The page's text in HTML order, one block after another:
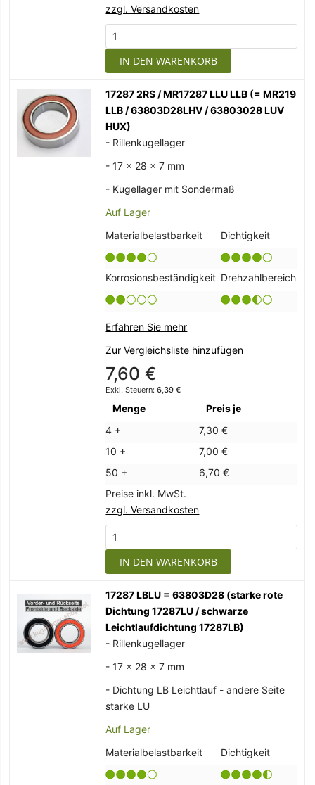
zzgl. Versandkosten
IN DEN WARENKORB
17287 2RS / MR17287 LLU LLB (= MR219
LLB / 63803D28LHV / 63803028 LUV
HUX)
- Rillenkugellager
- 17 x 28 x 7 mm
- Kugellager mit Sondermaß
Auf Lager
Materialbelastbarkeit
Dichtigkeit
Korrosionsbeständigkeit Drehzahlbereich
Erfahren Sie mehr
Zur Vergleichsliste hinzufügen
7,60 €
6,39 €
Menge
Preis je
4 +
7,30 €
10 +
7,00 €
50 +
6,70 €
Preise inkl. MwSt.
zzgl. Versandkosten
IN DEN WARENKORB
17287 LBLU = 63803D28 (starke rote
Dichtung 17287LU / schwarze
Leichtlaufdichtung 17287LB)
- Rillenkugellager
- 17 x 28 x 7 mm
- Dichtung LB Leichtlauf - andere Seite
starke LU
Auf Lager
Materialbelastbarkeit
Dichtigkeit